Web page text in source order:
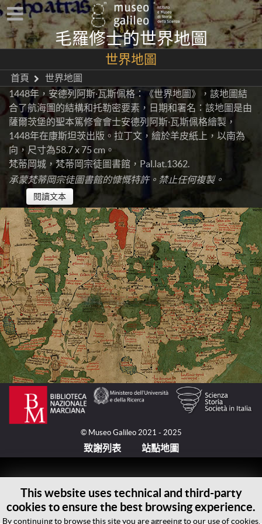
毛羅修士的世界地圖
世界地圖
首頁
世界地圖
1448年，安德列阿斯·瓦斯佩格：《世界地圖》，該地圖結
合了航海圖的結構和托勒密要素，日期和署名：該地圖是由
薩爾茨堡的聖本篤修會會士安德列阿斯·瓦斯佩格繪製，
1448年在康斯坦茨出版。拉丁文，繪於羊皮紙上，以南為
向，尺寸為58.7 x 75 cm。
梵蒂岡城，梵蒂岡宗徒圖書館，Pal.lat.1362.
承蒙梵蒂岡宗徒圖書館的慷慨特許。禁止任何複製。
閱讀文本
© Museo Galileo 2021 - 2025
致謝列表 站點地圖
This website uses technical and third-party
cookies to ensure the best browsing experience.
By continuing to browse this site you are agreeing to our use of cookies.